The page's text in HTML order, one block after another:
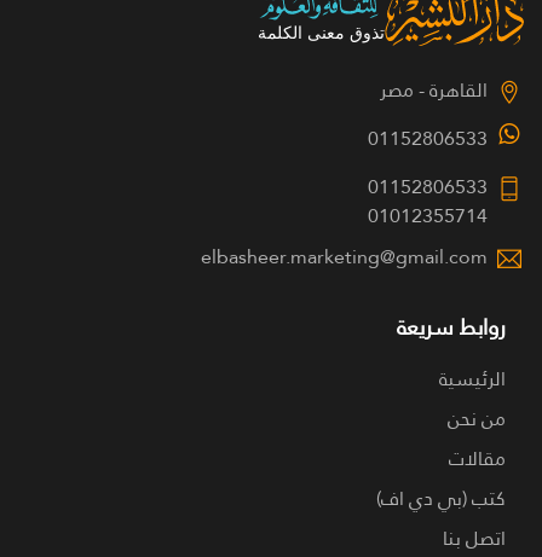
القاهرة - مصر
01152806533
01152806533
01012355714
elbasheer.marketing@gmail.com
روابط سريعة
الرئيسية
من نحن
مقالات
كتب (بي دي اف)
اتصل بنا